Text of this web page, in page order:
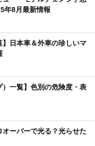
年8月最新情報
】日本車＆外車の珍しいマ
）一覧】色別の危険度・表
ーバーで光る？光らせた